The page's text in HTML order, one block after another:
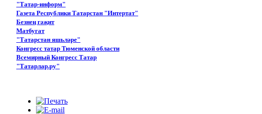
"Татар-информ"
Газета Республики Татарстан "Интертат"
Безнең гәҗит
Матбугат
"Татарстан яшьләре"
Конгресс татар Тюменской области
Всемирный Конгресс Татар
"Татарлар.ру"